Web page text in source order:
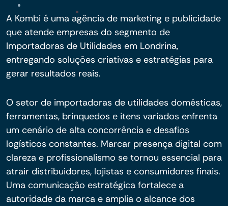
A Kombi é uma agência de marketing e publicidade
que atende empresas do segmento de
Importadoras de Utilidades em Londrina,
entregando soluções criativas e estratégias para
gerar resultados reais.
O setor de importadoras de utilidades domésticas,
ferramentas, brinquedos e itens variados enfrenta
um cenário de alta concorrência e desafios
logísticos constantes. Marcar presença digital com
clareza e profissionalismo se tornou essencial para
atrair distribuidores, lojistas e consumidores finais.
Uma comunicação estratégica fortalece a
autoridade da marca e amplia o alcance dos